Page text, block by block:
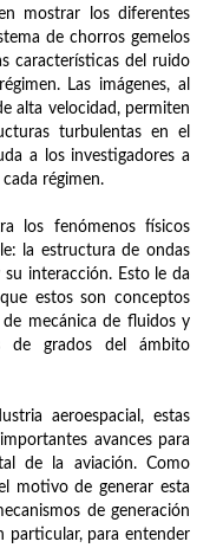
mostrar los diferentes
de chorros gemelos
características del ruido
Las imágenes, al
alta velocidad, permiten
turbulentas en el
a los investigadores a
régimen.
los fenómenos físicos
la estructura de ondas
interacción. Esto le da
estos son conceptos
mecánica de fluidos y
de grados del ámbito
aeroespacial, estas
avances para
de la aviación. Como
motivo de generar esta
de generación
particular, para entender